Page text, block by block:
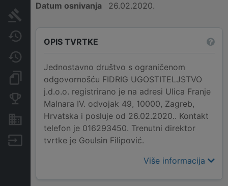
Dokumenti i objave
Konkurentske tvrtke
Nekretnine i imovina
Izvoz
Datum osnivanja
26.02.2020.
OPIS TVRTKE
Jednostavno društvo s ograničenom
odgovornošću FIDRIG UGOSTITELJSTVO
j.d.o.o. registrirano je na adresi Ulica Franje
Malnara IV. odvojak 49, 10000, Zagreb,
Hrvatska i posluje od 26.02.2020.. Kontakt
telefon je 016293450. Trenutni direktor
tvrtke je Goulsin Filipović.
Više informacija